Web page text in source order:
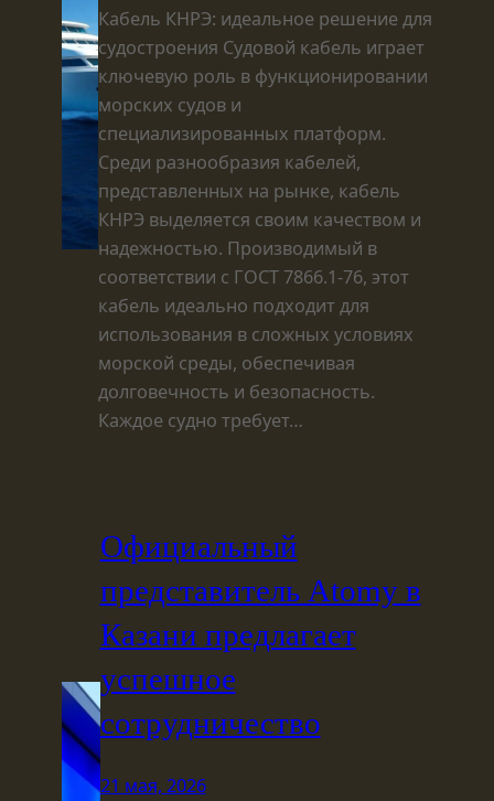
Кабель КНРЭ: идеальное решение для
судостроения Судовой кабель играет
ключевую роль в функционировании
морских судов и
специализированных платформ.
Среди разнообразия кабелей,
представленных на рынке, кабель
КНРЭ выделяется своим качеством и
надежностью. Производимый в
соответствии с ГОСТ 7866.1-76, этот
кабель идеально подходит для
использования в сложных условиях
морской среды, обеспечивая
долговечность и безопасность.
Каждое судно требует…
Официальный
представитель Atomy в
Казани предлагает
успешное
сотрудничество
21 мая, 2026